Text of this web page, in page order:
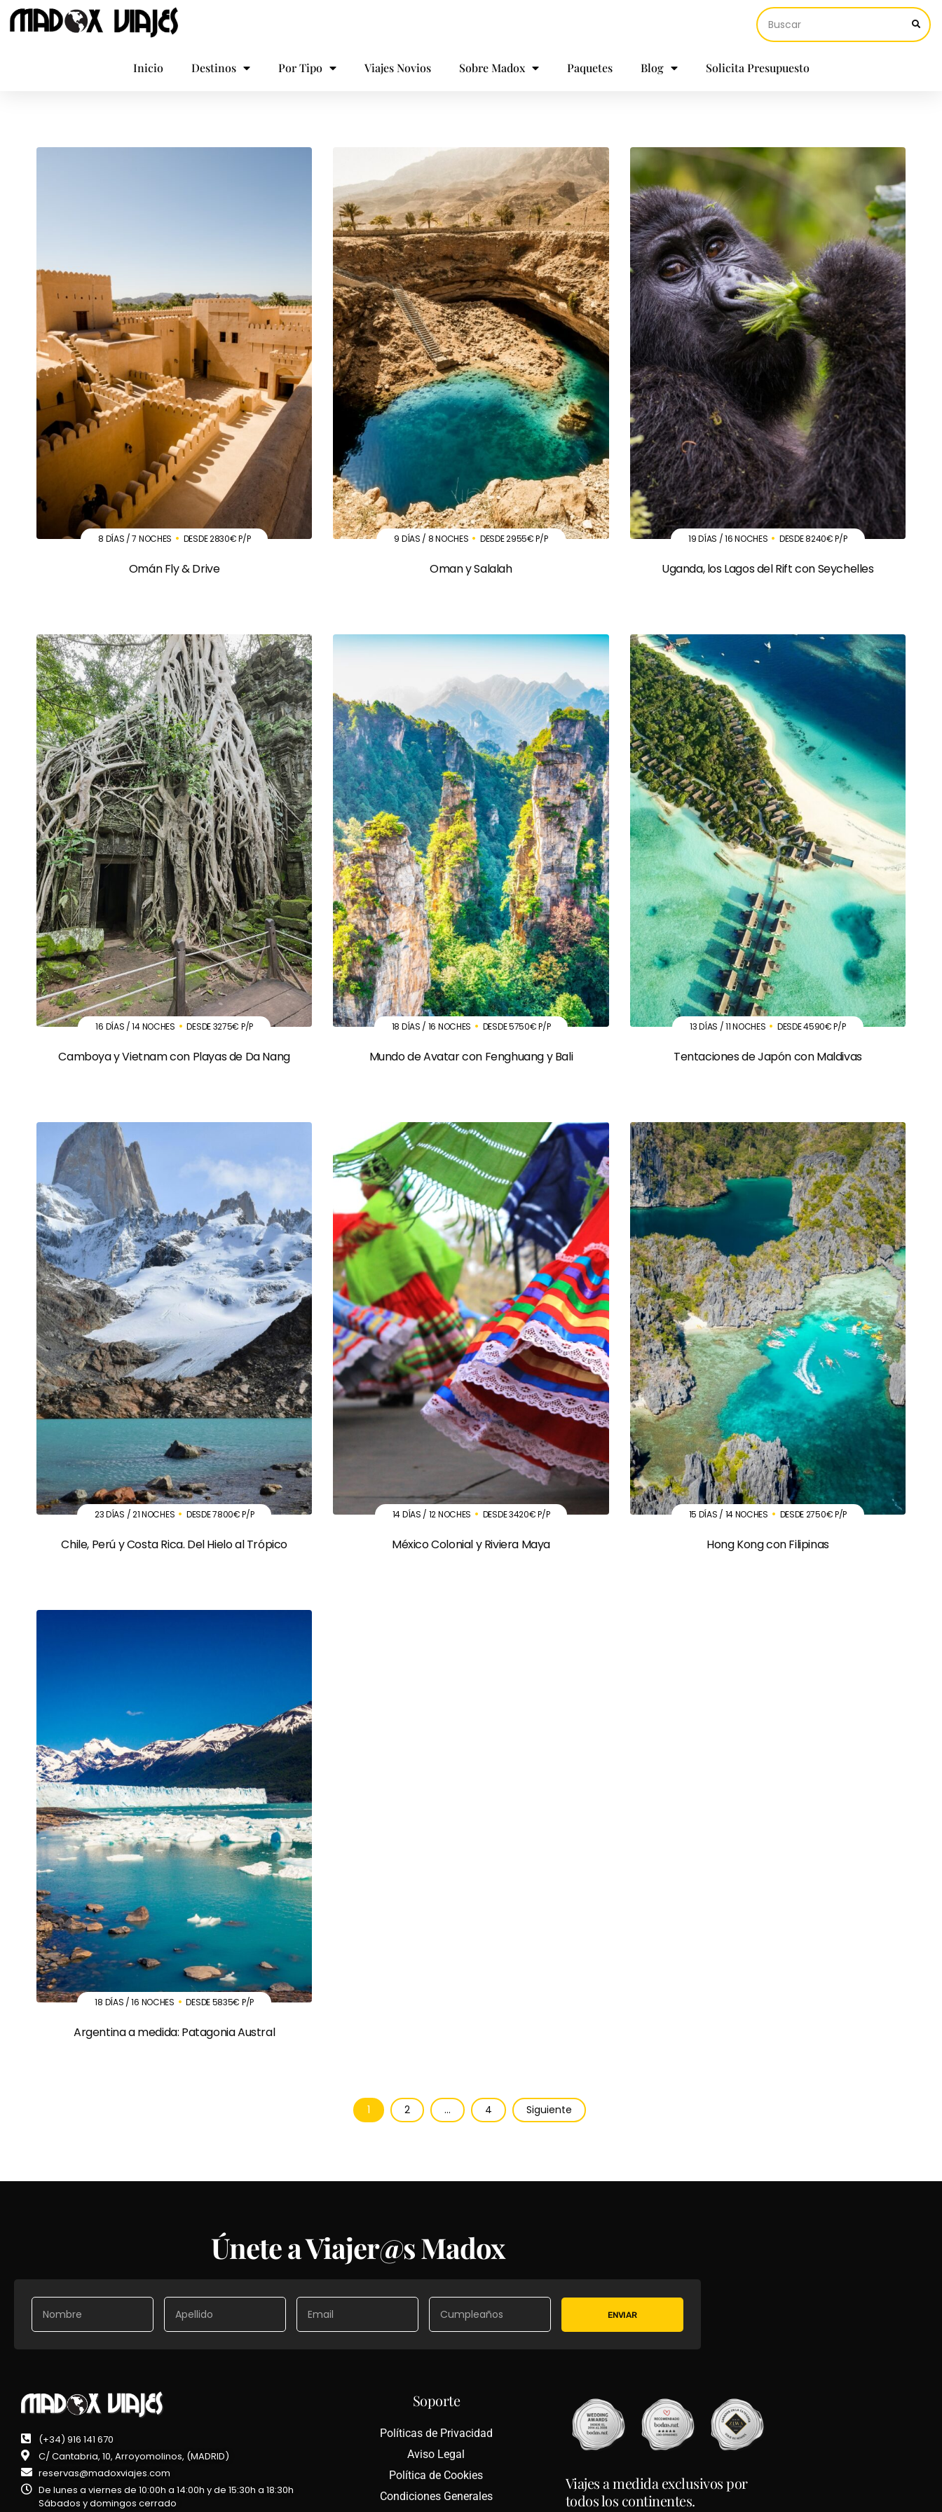
Inicio Destinos Por Tipo Viajes Novios Sobre Madox Paquetes Blog Solicita Presupuesto
8 DÍAS / 7 NOCHES DESDE 2830€ P/P
Omán Fly & Drive
9 DÍAS / 8 NOCHES DESDE 2955€ P/P
Oman y Salalah
19 DÍAS / 16 NOCHES DESDE 8240€ P/P
Uganda, los Lagos del Rift con Seychelles
16 DÍAS / 14 NOCHES DESDE 3275€ P/P
Camboya y Vietnam con Playas de Da Nang
18 DÍAS / 16 NOCHES DESDE 5750€ P/P
Mundo de Avatar con Fenghuang y Bali
13 DÍAS / 11 NOCHES DESDE 4590€ P/P
Tentaciones de Japón con Maldivas
23 DÍAS / 21 NOCHES DESDE 7800€ P/P
Chile, Perú y Costa Rica. Del Hielo al Trópico
14 DÍAS / 12 NOCHES DESDE 3420€ P/P
México Colonial y Riviera Maya
15 DÍAS / 14 NOCHES DESDE 2750€ P/P
Hong Kong con Filipinas
18 DÍAS / 16 NOCHES DESDE 5835€ P/P
Argentina a medida: Patagonia Austral
1 2 … 4 Siguiente
Únete a Viajer@s Madox
ENVIAR
(+34) 916 141 670
C/ Cantabria, 10, Arroyomolinos, (MADRID)
reservas@madoxviajes.com
De lunes a viernes de 10:00h a 14:00h y de 15:30h a 18:30h
Sábados y domingos cerrado
Soporte
Políticas de Privacidad
Aviso Legal
Política de Cookies
Condiciones Generales
Viajes a medida exclusivos por
todos los continentes.